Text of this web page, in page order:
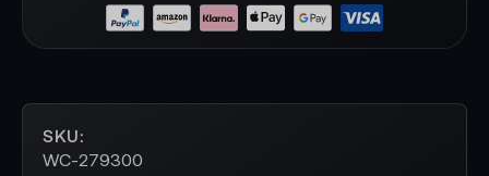
SKU
WC-279300